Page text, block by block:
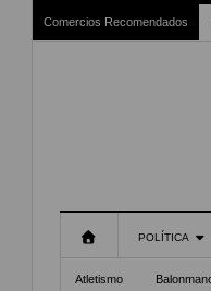
Comercios Recomendados
POLÍTICA
Atletismo